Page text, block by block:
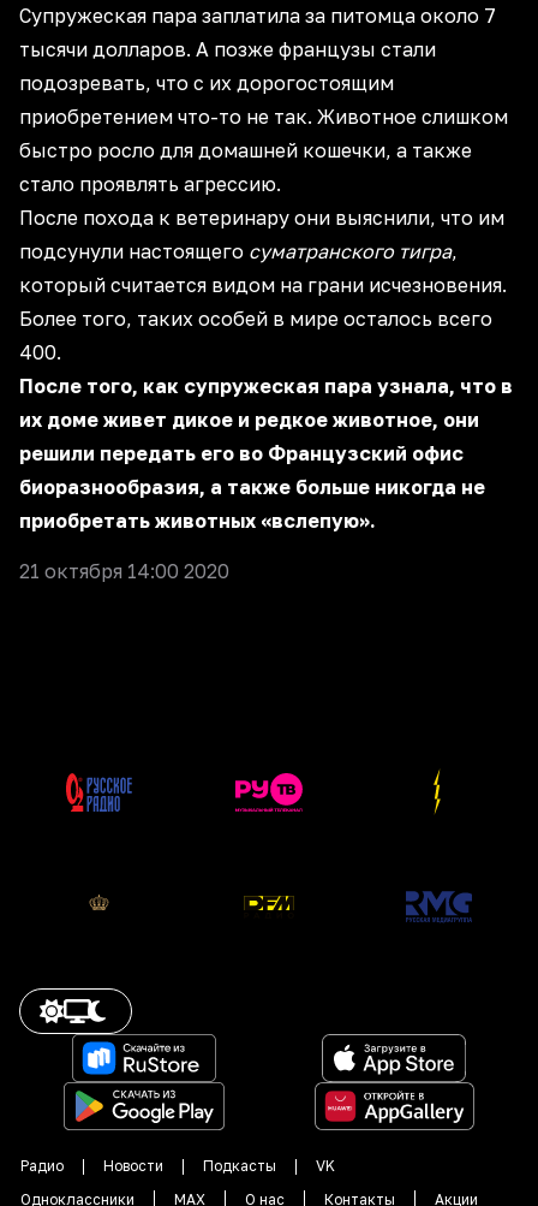
Супружеская пара заплатила за питомца около 7
тысячи долларов. А позже французы стали
подозревать, что с их дорогостоящим
приобретением что-то не так. Животное слишком
быстро росло для домашней кошечки, а также
стало проявлять агрессию.
После похода к ветеринару они выяснили, что им
подсунули настоящего суматранского тигра,
который считается видом на грани исчезновения.
Более того, таких особей в мире осталось всего
400.
После того, как супружеская пара узнала, что в
их доме живет дикое и редкое животное, они
решили передать его во Французский офис
биоразнообразия, а также больше никогда не
приобретать животных «вслепую».
21 октября 14:00 2020
Радио Новости Подкасты
VK
Одноклассники
MAX О нас Контакты Акции